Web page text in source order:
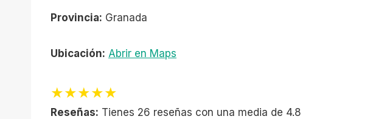
Provincia: Granada
Ubicación: Abrir en Maps
★★★★★
Reseñas: Tienes 26 reseñas con una media de 4.8